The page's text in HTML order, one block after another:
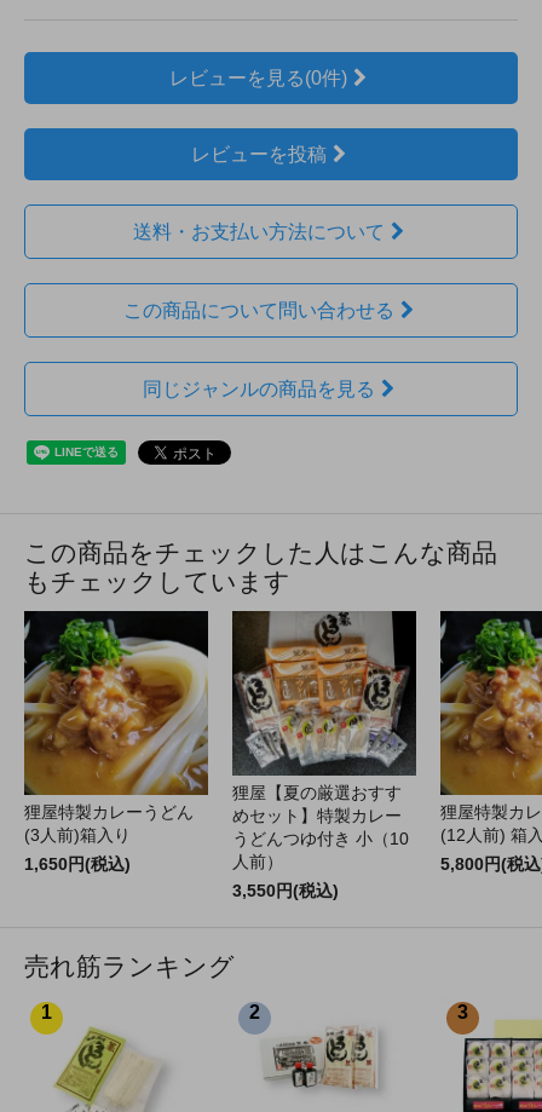
レビューを見る(0件)
レビューを投稿
送料・お支払い方法について
この商品について問い合わせる
同じジャンルの商品を見る
この商品をチェックした人はこんな商品
もチェックしています
狸屋特製カレーうどん
(3人前)箱入り
1,650円(税込)
狸屋【夏の厳選おすす
めセット】特製カレー
うどんつゆ付き 小（10
人前）
3,550円(税込)
狸屋特製カ
(12人前) 箱
5,800円(税
売れ筋ランキング
1 2 3